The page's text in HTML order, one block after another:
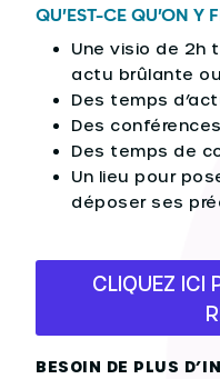
QU’EST-CE QU’ON Y
Une visio de 2h
actu brûlante
Des temps
Des conférences
Des temps de
Un lieu pour
déposer ses
CLIQUEZ ICI
BESOIN DE PLUS